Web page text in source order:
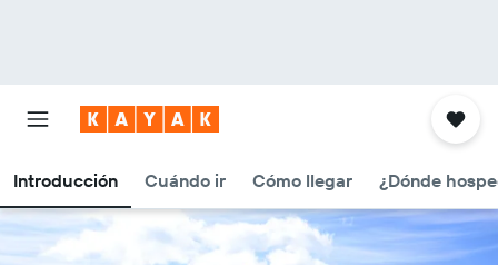
Introducción Cuándo ir Cómo llegar ¿Dónde